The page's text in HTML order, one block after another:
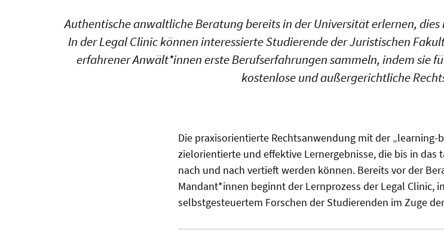
Authentische anwaltliche Beratung bereits in der Universität erlernen, dies
In der Legal Clinic können interessierte Studierende der Juristischen
erfahrener Anwält*innen erste Berufserfahrungen sammeln, indem sie
kostenlose und außergerichtliche
Die praxisorientierte Rechtsanwendung mit der
zielorientierte und effektive Lernergebnisse, die bis in das
nach und nach vertieft werden können. Bereits vor der
Mandant*innen beginnt der Lernprozess der Legal Clinic,
selbstgesteuertem Forschen der Studierenden im Zuge